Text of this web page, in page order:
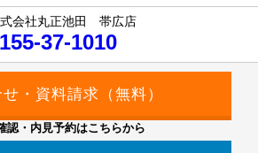
会社丸正池田 帯広店
37-1010
認・内見予約はこちらから